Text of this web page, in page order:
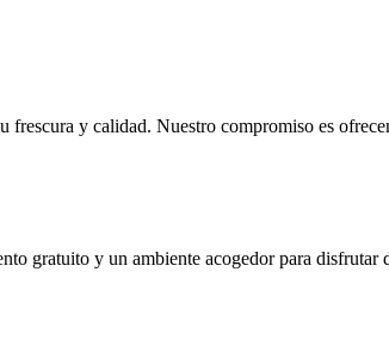
y calidad. Nuestro compromiso es
gratuito y un ambiente acogedor para disfrutar